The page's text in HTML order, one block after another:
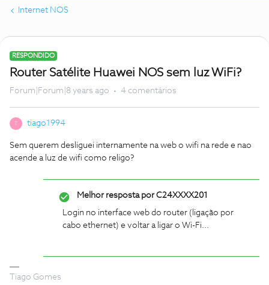
Internet NOS
RESPONDIDO
Router Satélite Huawei NOS sem luz WiFi?
Forum|Forum|8 years ago 4 comentários
T tiago1994
Sem querem desliguei internamente na web o wifi na rede e nao
acende a luz de wifi como religo?
Melhor resposta porC24XXXX201
Login no interface web do router (ligação por
cabo ethernet) e voltar a ligar o Wi-Fi...
Tiago Gomes